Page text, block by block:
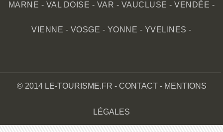
MARNE - VAL DOISE - VAR - VAUCLUSE -VENDÉE -
VIENNE - VOSGE - YONNE - YVELINES -
© 2014 LE-TOURISME.FR - CONTACT- MENTIONS
LÉGALES